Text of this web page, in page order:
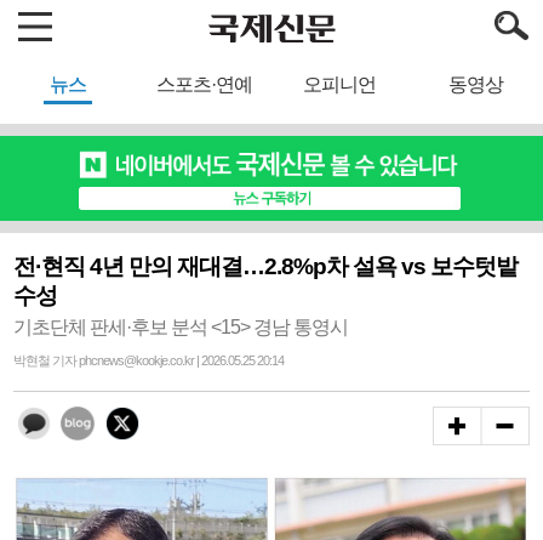
뉴스 스포츠·연예 오피니언 동영상
전·현직 4년 만의 재대결…2.8%p차 설욕 vs 보수텃밭
수성
기초단체 판세·후보 분석 <15> 경남 통영시
박현철 기자 phcnews@kookje.co.kr | 2026.05.25 20:14